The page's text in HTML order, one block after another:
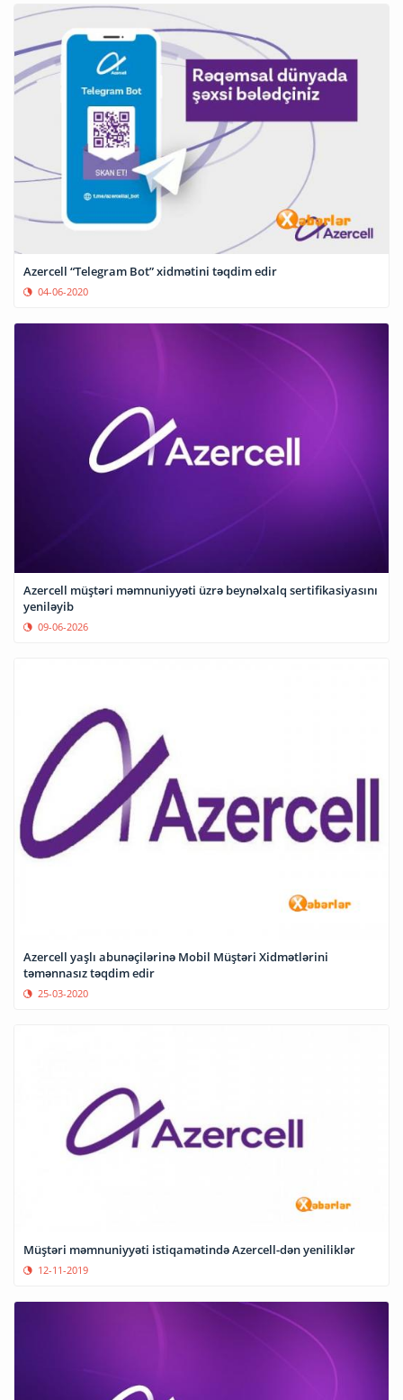
Azercell “Telegram Bot” xidmətini təqdim edir
04-06-2020
Azercell müştəri məmnuniyyəti üzrə beynəlxalq sertifikasiyasını
yeniləyib
09-06-2026
Azercell yaşlı abunəçilərinə Mobil Müştəri Xidmətlərini
təmənnasız təqdim edir
25-03-2020
Müştəri məmnuniyyəti istiqamətində Azercell-dən yeniliklər
12-11-2019